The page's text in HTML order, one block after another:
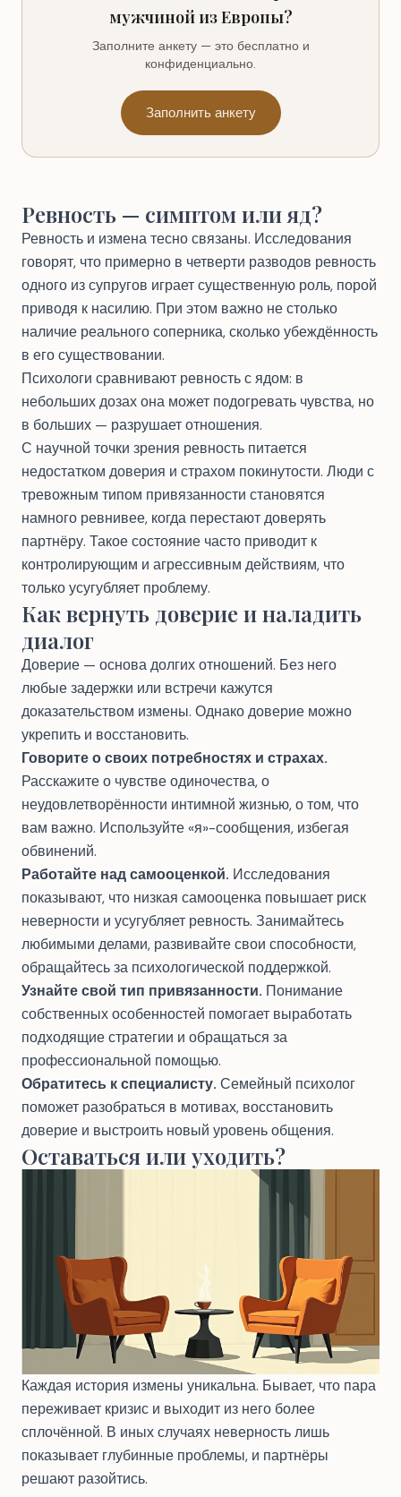
мужчиной из Европы?
Заполните анкету — это бесплатно и
конфиденциально.
Заполнить анкету
Ревность — симптом или яд?
Ревность и измена тесно связаны. Исследования
говорят, что примерно в четверти разводов ревность
одного из супругов играет существенную роль, порой
приводя к насилию. При этом важно не столько
наличие реального соперника, сколько убеждённость
в его существовании.
Психологи сравнивают ревность с ядом: в
небольших дозах она может подогревать чувства, но
в больших — разрушает отношения.
С научной точки зрения ревность питается
недостатком доверия и страхом покинутости. Люди с
тревожным типом привязанности становятся
намного ревнивее, когда перестают доверять
партнёру. Такое состояние часто приводит к
контролирующим и агрессивным действиям, что
только усугубляет проблему.
Как вернуть доверие и наладить
диалог
Доверие — основа долгих отношений. Без него
любые задержки или встречи кажутся
доказательством измены. Однако доверие можно
укрепить и восстановить.
Говорите о своих потребностях и страхах.
Расскажите о чувстве одиночества, о
неудовлетворённости интимной жизнью, о том, что
вам важно. Используйте «я»-сообщения, избегая
обвинений.
Работайте над самооценкой. Исследования
показывают, что низкая самооценка повышает риск
неверности и усугубляет ревность. Занимайтесь
любимыми делами, развивайте свои способности,
обращайтесь за психологической поддержкой.
Узнайте свой тип привязанности. Понимание
собственных особенностей помогает выработать
подходящие стратегии и обращаться за
профессиональной помощью.
Обратитесь к специалисту. Семейный психолог
поможет разобраться в мотивах, восстановить
доверие и выстроить новый уровень общения.
Оставаться или уходить?
Каждая история измены уникальна. Бывает, что пара
переживает кризис и выходит из него более
сплочённой. В иных случаях неверность лишь
показывает глубинные проблемы, и партнёры
решают разойтись.